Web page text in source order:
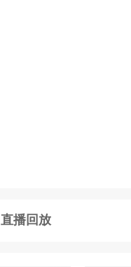
直播回放